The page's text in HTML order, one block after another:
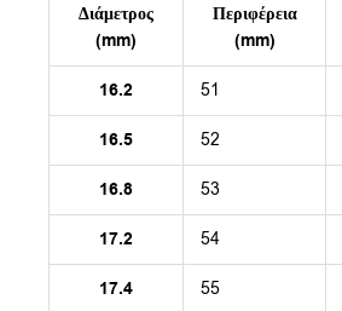
Διάμετρος
(mm)
Περιφέρεια
(mm)
16.2 51
16.5 52
16.8 53
17.2 54
17.4 55